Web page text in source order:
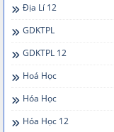
Địa Lí 12
GDKTPL
GDKTPL 12
Hoá Học
Hóa Học
Hóa Học 12